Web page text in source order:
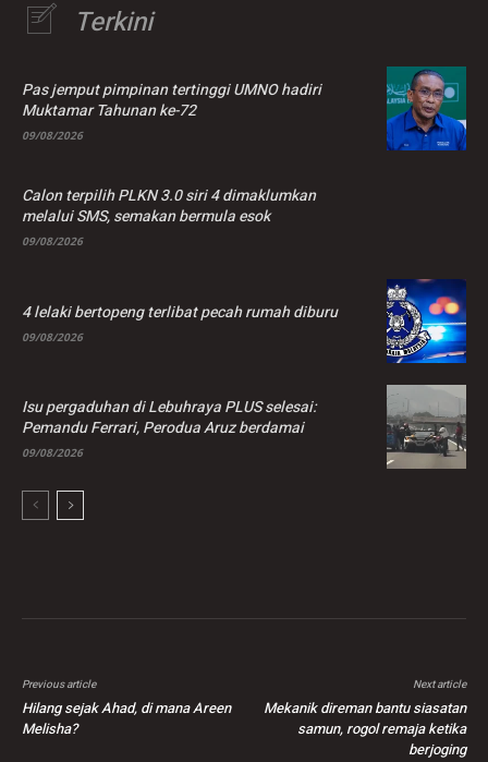
Terkini
Pas jemput pimpinan tertinggi UMNO hadiri
Muktamar Tahunan ke-72
09/08/2026
Calon terpilih PLKN 3.0 siri 4 dimaklumkan
melalui SMS, semakan bermula esok
09/08/2026
4 lelaki bertopeng terlibat pecah rumah diburu
09/08/2026
Isu pergaduhan di Lebuhraya PLUS selesai:
Pemandu Ferrari, Perodua Aruz berdamai
09/08/2026
Previous article
Hilang sejak Ahad, di mana Areen
Melisha?
Next article
Mekanik direman bantu siasatan
samun, rogol remaja ketika
berjoging